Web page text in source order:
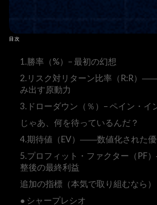
目次
1.勝率（%）– 最初の幻想
2.リスク対リターン比率（R:R）
み出す原動力
3.ドローダウン（％）– ペイン・イ
じゃあ、何を待っているんだ？
4.期待値（EV）――数値化された
5.プロフィット・ファクター（PF
整後の最終利益
追加の指標（本気で取り組むなら）
● シャープレシオ